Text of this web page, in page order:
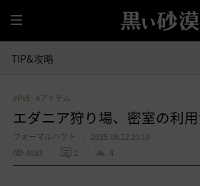
全
体
TIP&攻略
#PvE #アイテム
エダニア狩り場、密室の利
フォーマルハウト
2025.08.22 20:19
4683
2 4